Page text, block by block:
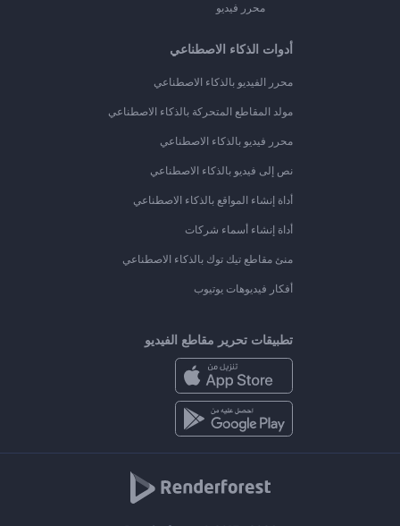
محرر فيديو
أدوات الذكاء الاصطناعي
محرر الفيديو بالذكاء الاصطناعي
مولد المقاطع المتحركة بالذكاء الاصطناعي
محرر فيديو بالذكاء الاصطناعي
نص إلى فيديو بالذكاء الاصطناعي
أداة إنشاء المواقع بالذكاء الاصطناعي
أداة إنشاء أسماء شركات
منئ مقاطع تيك توك بالذكاء الاصطناعي
أفكار فيديوهات يوتيوب
تطبيقات تحرير مقاطع الفيديو